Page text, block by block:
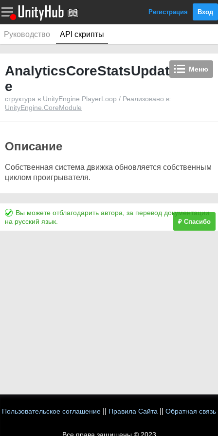
Регистрация Вход
Руководство API скрипты
Меню
AnalyticsCoreStatsUpdat
e
структура в UnityEngine.PlayerLoop / Реализовано в:
UnityEngine.CoreModule
Описание
Собственная система движка обновляется собственным
циклом проигрывателя.
Вы можете отблагодарить автора, за перевод документации
на русский язык.
₽ Спасибо
Пользовательское соглашение Правила Сайта Обратная связь